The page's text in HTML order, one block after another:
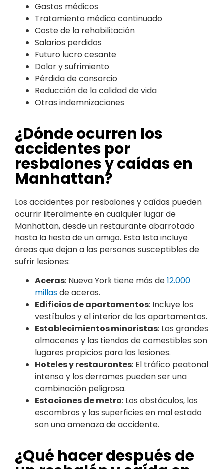
Gastos médicos
Tratamiento médico continuado
Coste de la rehabilitación
Salarios perdidos
Futuro lucro cesante
Dolor y sufrimiento
Pérdida de consorcio
Reducción de la calidad de vida
Otras indemnizaciones
¿Dónde ocurren los
accidentes por
resbalones y caídas en
Manhattan?
Los accidentes por resbalones y caídas pueden
ocurrir literalmente en cualquier lugar de
Manhattan, desde un restaurante abarrotado
hasta la fiesta de un amigo. Esta lista incluye
áreas que dejan a las personas susceptibles de
sufrir lesiones:
Aceras: Nueva York tiene más de12.000
millasde aceras.
Edificios de apartamentos: Incluye los
vestíbulos y el interior de los apartamentos.
Establecimientos minoristas: Los grandes
almacenes y las tiendas de comestibles son
lugares propicios para las lesiones.
Hoteles y restaurantes: El tráfico peatonal
intenso y los derrames pueden ser una
combinación peligrosa.
Estaciones de metro: Los obstáculos, los
escombros y las superficies en mal estado
son una amenaza de accidente.
¿Qué hacer después de